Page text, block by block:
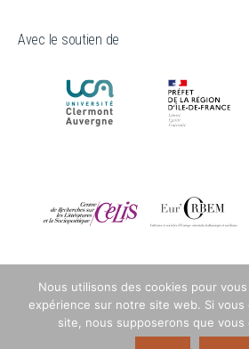
Avec le soutien de
Nous utilisons des cookies pour
expérience sur notre site web. Si vous
site, nous supposerons que vous